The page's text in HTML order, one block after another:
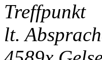
Treffpunkt
lt.